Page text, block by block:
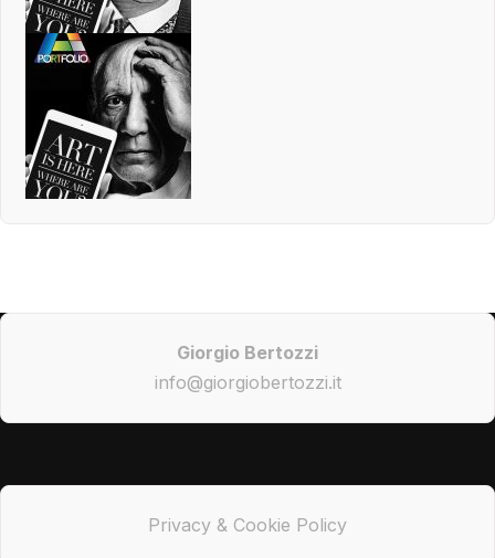
Giorgio Bertozzi
info@giorgiobertozzi.it
Privacy & Cookie Policy